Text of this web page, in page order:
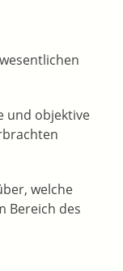
und objektive
welche
Bereich des